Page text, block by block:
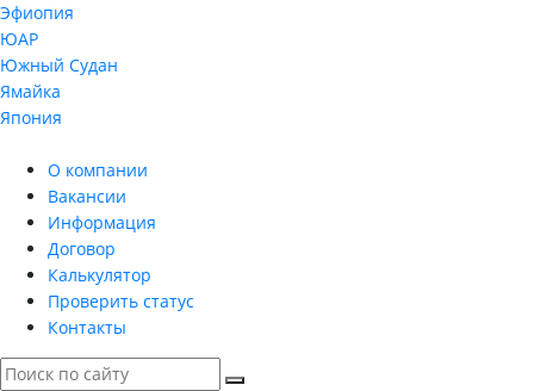
Эфиопия
ЮАР
Южный Судан
Ямайка
Япония
О компании
Вакансии
Информация
Договор
Калькулятор
Проверить статус
Контакты